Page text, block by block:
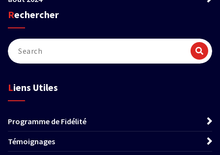
Rechercher
Liens Utiles
Programme de Fidélité
Témoignages